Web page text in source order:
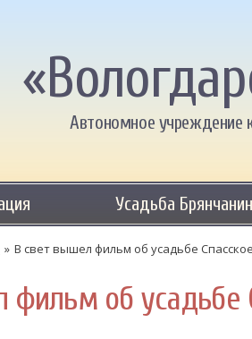
Автономное учреждение
Усадьба
» В свет вышел фильм об усадьбе
фильм об усадьбе